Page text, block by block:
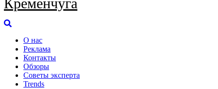
Кременчуга
О нас
Реклама
Контакты
Обзоры
Советы эксперта
Trends